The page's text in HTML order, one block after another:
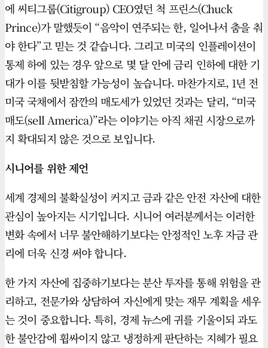
에 씨티그룹(Citigroup) CEO였던 척 프린스(Chuck
Prince)가 말했듯이 “음악이 연주되는 한, 일어나서 춤을 춰
야 한다”고 믿는 것 같습니다. 그리고 미국의 인플레이션이
통제 하에 있는 경우 앞으로 몇 달 안에 금리 인하에 대한 기
대가 이를 뒷받침할 가능성이 높습니다. 마찬가지로, 1년 전
미국 국채에서 잠깐의 매도세가 있었던 것과는 달리, “미국
매도(sell America)”라는 이야기는 아직 채권 시장으로까
지 확대되지 않은 것으로 보입니다.
시니어를 위한 제언
세계 경제의 불확실성이 커지고 금과 같은 안전 자산에 대한
관심이 높아지는 시기입니다. 시니어 여러분께서는 이러한
변화 속에서 너무 불안해하기보다는 안정적인 노후 자금 관
리에 더욱 신경 써야 합니다.
한 가지 자산에 집중하기보다는 분산 투자를 통해 위험을 관
리하고, 전문가와 상담하여 자신에게 맞는 재무 계획을 세우
는 것이 중요합니다. 특히, 경제 뉴스에 귀를 기울이되 과도
한 불안감에 휩싸이지 않고 냉정하게 판단하는 지혜가 필요